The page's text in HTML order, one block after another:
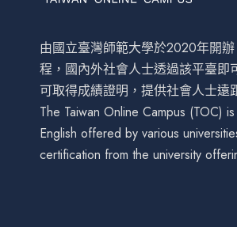
由國立臺灣師範大學於2020年開
程，國內外社會人士透過該平臺
可取得成績證明，提供社會人士遠
The Taiwan Online Campus (TOC)
English offered by various
certification from the university